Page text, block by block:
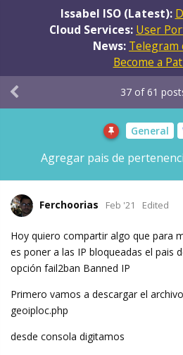
Issabel ISO (Latest):
Cloud Services: User
News: Telegram
Become a
General
Agregar pais de
37 of61
Ferchoorias Feb '21 Edited
Hoy quiero compartir algo que para
es poner a las IP bloqueadas el pais
opción fail2ban Banned IP
Primero vamos a descargar el archivo
geoiploc.php
desde consola digitamos